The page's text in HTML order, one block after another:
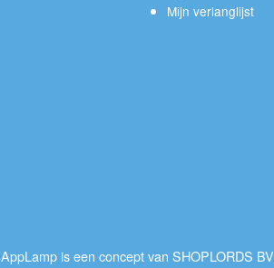
Mijn verlanglijst
AppLamp is een concept van SHOPLORDS BV